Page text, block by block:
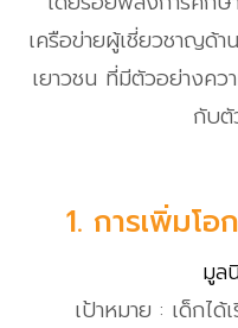
เครือข่ายผู้เชี่ยวชาญด้
เยาวชน ที่มีตัวอย่างคว
กับตั
1. การเพิ่มโอ
มูล
เป้าหมาย : เด็กไ